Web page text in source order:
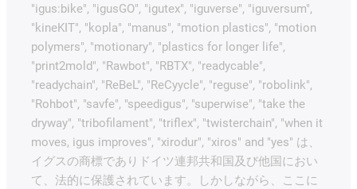
"igus:bike", "igusGO", "igutex", "iguverse", "iguversum",
"kineKIT", "kopla", "manus", "motion plastics", "motion
polymers", "motionary", "plastics for longer life",
"print2mold", "Rawbot", "RBTX", "readycable",
"readychain", "ReBeL", "ReCyycle", "reguse", "robolink",
"Rohbot", "savfe", "speedigus", "superwise", "take the
dryway", "tribofilament", "triflex", "twisterchain", "when it
moves, igus improves", "xirodur", "xiros" and "yes" は、
イグスの商標でありドイツ連邦共和国及び他国におい
て、法的に保護されています。しかしながら、ここに